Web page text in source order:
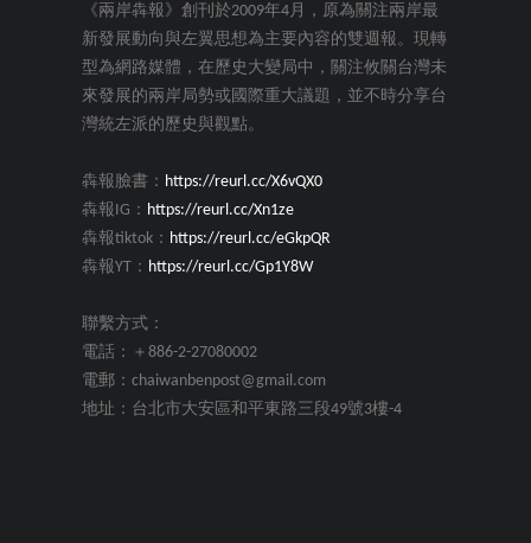
《兩岸犇報》創刊於2009年4月，原為關注兩岸最
新發展動向與左翼思想為主要內容的雙週報。現轉
型為網路媒體，在歷史大變局中，關注攸關台灣未
來發展的兩岸局勢或國際重大議題，並不時分享台
灣統左派的歷史與觀點。
犇報臉書： https://reurl.cc/X6vQX0
犇報IG： https://reurl.cc/Xn1ze
犇報tiktok： https://reurl.cc/eGkpQR
犇報YT： https://reurl.cc/Gp1Y8W
聯繫方式：
電話：＋886-2-27080002
電郵：chaiwanbenpost@gmail.com
地址：台北市大安區和平東路三段49號3樓-4